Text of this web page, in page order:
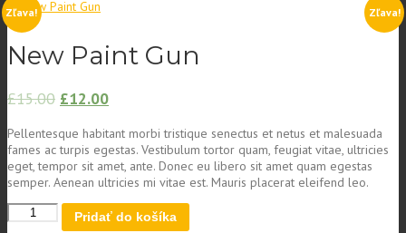
Zľava!
New Paint Gun
£15.00 £12.00
Pellentesque habitant morbi tristique senectus et netus et malesuada
fames ac turpis egestas. Vestibulum tortor quam, feugiat vitae, ultricies
eget, tempor sit amet, ante. Donec eu libero sit amet quam egestas
semper. Aenean ultricies mi vitae est. Mauris placerat eleifend leo.
Pridať do košíka
Zľava!